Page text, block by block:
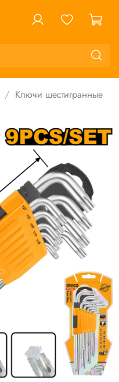
Ключи шестигранные